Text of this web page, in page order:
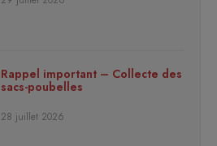
Rappel important – Collecte des
sacs-poubelles
28 juillet 2026